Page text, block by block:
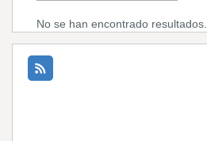
No se han encontrado resultados.